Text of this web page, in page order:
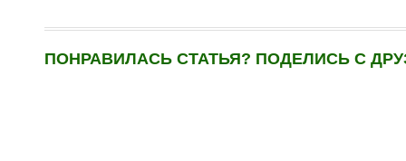
ПОНРАВИЛАСЬ СТАТЬЯ? ПОДЕЛИСЬ С